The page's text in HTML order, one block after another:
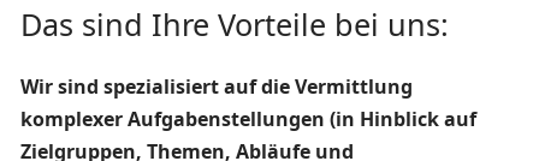
Das sind Ihre Vorteile bei uns:
Wir sind spezialisiert auf die Vermittlung
komplexer Aufgabenstellungen (in Hinblick auf
Zielgruppen, Themen, Abläufe und